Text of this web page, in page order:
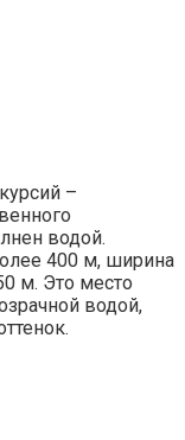
–
водой.
400 м, ширина
м. Это место
водой,